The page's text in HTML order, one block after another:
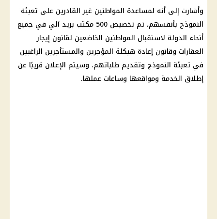
وأشارت إلى أنه لمساعدة المواطنين غير القادرين على تعبئة
النموذج بأنفسهم، تم تخصيص 500 مكتب
بريدآلي في جميع
أنحاء الدولة لاستقبال المواطنين الخاضعين لقانون إيجار
العقارات وقانون إعادة هيكلة المؤجرين والمستأجرين الراغبين
في تعبئة النموذج وتقديم طلباتهم. وسيتم الإعلان قريبًا عن
إطلاق الخدمة ومواقعها وساعات عملها.